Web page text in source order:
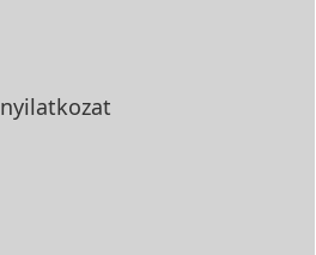
nyilatkozat